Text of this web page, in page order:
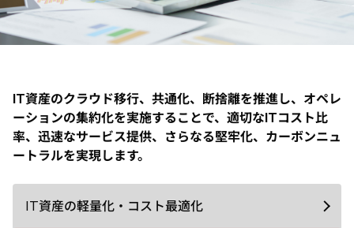
IT資産のクラウド移行、共通化、断捨離を推進し、オペレ
ーションの集約化を実施することで、適切なITコスト比
率、迅速なサービス提供、さらなる堅牢化、カーボンニュ
ートラルを実現します。
IT資産の軽量化・コスト最適化